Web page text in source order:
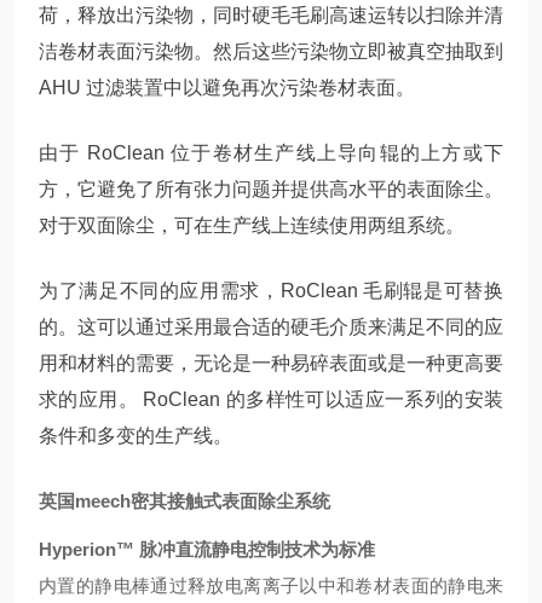
荷，释放出污染物，同时硬毛毛刷高速运转以扫除并清
洁卷材表面污染物。然后这些污染物立即被真空抽取到
AHU 过滤装置中以避免再次污染卷材表面。
由于 RoClean 位于卷材生产线上导向辊的上方或下
方，它避免了所有张力问题并提供高水平的表面除尘。
对于双面除尘，可在生产线上连续使用两组系统。
为了满足不同的应用需求，RoClean 毛刷辊是可替换
的。这可以通过采用最合适的硬毛介质来满足不同的应
用和材料的需要，无论是一种易碎表面或是一种更高要
求的应用。 RoClean 的多样性可以适应一系列的安装
条件和多变的生产线。
英国meech密其接触式表面除尘系统
Hyperion™ 脉冲直流静电控制技术为标准
内置的静电棒通过释放电离离子以中和卷材表面的静电来